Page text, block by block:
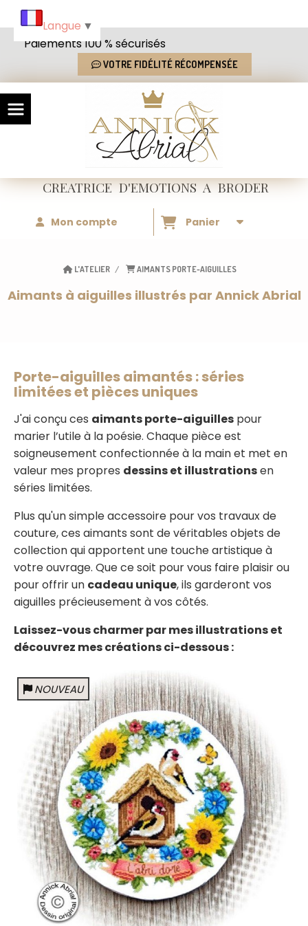
Paiements 100 % sécurisés
VOTRE FIDÉLITÉ RÉCOMPENSÉE
CREATRICED'EMOTIONSA BRODER
Mon compte Panier
L'ATELIER AIMANTS PORTE-AIGUILLES
Aimants à aiguilles illustrés par Annick Abrial
Porte-aiguilles aimantés : séries
limitées et pièces uniques
J'ai conçu ces aimants porte-aiguilles pour
marier l’utile à la poésie. Chaque pièce est
soigneusement confectionnée à la main et met en
valeur mes propres dessins et illustrationsen
séries limitées.
Plus qu'un simple accessoire pour vos travaux de
couture, ces aimants sont de véritables objets de
collection qui apportent une touche artistique à
votre ouvrage. Que ce soit pour vous faire plaisir ou
pour offrir un cadeau unique, ils garderont vos
aiguilles précieusement à vos côtés.
Laissez-vous charmer par mes illustrations et
découvrez mes créations ci-dessous :
NOUVEAU
Langue ▼